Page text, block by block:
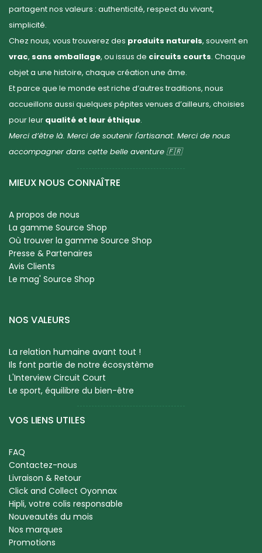
partagent nos valeurs : authenticité, respect du vivant,
simplicité.
Chez nous, vous trouverez des produits naturels, souvent en
vrac, sans emballage, ou issus de circuits courts. Chaque
objet a une histoire, chaque création une âme.
Et parce que le monde est riche d’autres traditions, nous
accueillons aussi quelques pépites venues d’ailleurs, choisies
pour leur qualité et leur éthique.
Merci d’être là. Merci de soutenir l'artisanat. Merci de nous
accompagner dans cette belle aventure 🇫🇷
MIEUX NOUS CONNAÎTRE
A propos de nous
La gamme Source Shop
Où trouver la gamme Source Shop
Presse & Partenaires
Avis Clients
Le mag' Source Shop
NOS VALEURS
La relation humaine avant tout !
Ils font partie de notre écosystème
L'Interview Circuit Court
Le sport, équilibre du bien-être
VOS LIENS UTILES
FAQ
Contactez-nous
Livraison & Retour
Click and Collect Oyonnax
Hipli, votre colis responsable
Nouveautés du mois
Nos marques
Promotions